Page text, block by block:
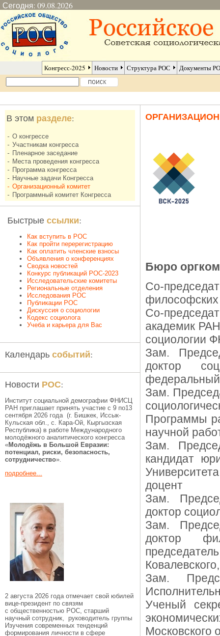
Сегодня: 09.08.2026
Конгресс-2025 Новости Структура РОС Документы
В этом разделе:
- О конгрессе
- Участникам конгресса
- Пленарное заседание
- Места проведения конгресса
- Программа конгресса
- Научные задачи Конгресса
- Организационный комитет
- Программный комитет Конгресса
Быстрые ссылки:
Как вступить в РОС
Как пройти перерегистрацию
Как оплатить членские взносы
Объявления о конференциях
Сводка новостей
Конкурс публикаций РОС-2023
Исследовательские комитеты
Региональные отделения
Исследования РОС
Публикации РОС
Дискуссия о социологии
Кодекс социолога
Учеба и карьера для Вас
Календарь событий:
Новости РОС:
Институт социальной демографии ФНИСЦ
РАН приглашает принять участие с 9 по13
сентября 2026 года (г. Бишкек, Иссык-
Кульская обл., c. Кара-Ой, Кыргызская
Республика) в работе Международного
молодёжного аналитического конгресса
«Молодёжь в Большой Евразии:
потенциал, риски, безопасность,
сотрудничество».
подробнее...
2 августа 2026 года отмечает свой юбилей
вице-президент по связям
с общественностью РОС, старший
научный сотрудник, руководитель группы
Изучения современных тенденций
формирования личности в сфере
Бюро
Со-
Со-
академик
социологии
Зам.
доктор
Зам.
Программы
научной
Зам.
кандидат
доцент
Зам.
доктор
Зам.
доктор
Зам.
Ученый
Московского